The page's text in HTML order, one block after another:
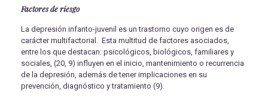
Factores de riesgo
La depresión infanto-juvenil es un trastorno cuyo origen es de
carácter multifactorial. Esta multitud de factores asociados,
entre los que destacan: psicológicos, biológicos, familiares y
sociales, (20, 9) influyen en el inicio, mantenimiento o recurrencia
de la depresión, además de tener implicaciones en su
prevención, diagnóstico y tratamiento (9).